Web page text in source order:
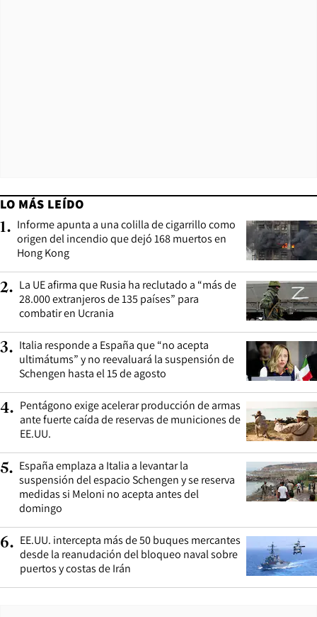
LO MÁS LEÍDO
1. Informe apunta a una colilla de cigarrillo como
origen del incendio que dejó 168 muertos en
Hong Kong
2. La UE afirma que Rusia ha reclutado a “más de
28.000 extranjeros de 135 países” para
combatir en Ucrania
3. Italia responde a España que “no acepta
ultimátums” y no reevaluará la suspensión de
Schengen hasta el 15 de agosto
4. Pentágono exige acelerar producción de armas
ante fuerte caída de reservas de municiones de
EE.UU.
5. España emplaza a Italia a levantar la
suspensión del espacio Schengen y se reserva
medidas si Meloni no acepta antes del
domingo
6. EE.UU. intercepta más de 50 buques mercantes
desde la reanudación del bloqueo naval sobre
puertos y costas de Irán